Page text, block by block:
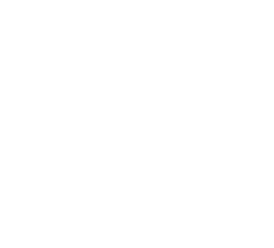
as condicións da política de
que aparece na imaxe: